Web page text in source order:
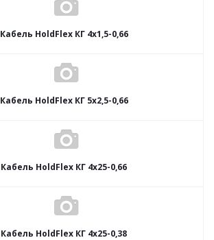
Кабель HoldFlex КГ 4x1,5-0,66
Кабель HoldFlex КГ 5x2,5-0,66
Кабель HoldFlex КГ 4x25-0,66
Кабель HoldFlex КГ 4x25-0,38